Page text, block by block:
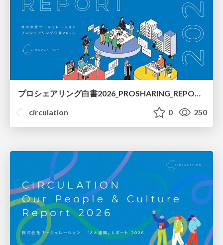
プロシェアリング白書2026_PROSHARING_REPORT_2026
circulation
0 250